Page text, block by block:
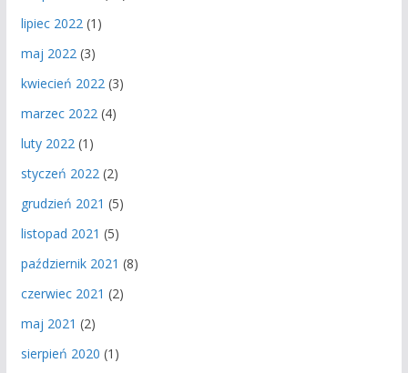
lipiec 2022 (1)
maj 2022 (3)
kwiecień 2022 (3)
marzec 2022 (4)
luty 2022 (1)
styczeń 2022 (2)
grudzień 2021 (5)
listopad 2021 (5)
październik 2021 (8)
czerwiec 2021 (2)
maj 2021 (2)
sierpień 2020 (1)